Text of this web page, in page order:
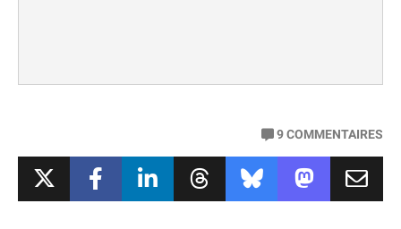
9COMMENTAIRES